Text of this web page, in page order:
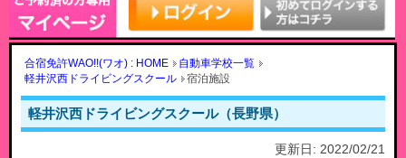
合宿免許WAO!!(ワオ) : HOME
自動車学校一覧
軽井沢西ドライビングスクール
宿泊施設
軽井沢西ドライビングスクール（長野県）
更新日: 2022/02/21